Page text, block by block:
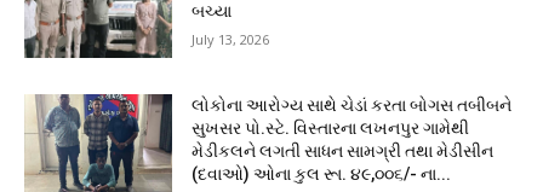
બચ્યા
July 13, 2026
લોકોના આરોગ્ય સાથે ચેડાં કરતા બોગસ તબીબને
સુખસર પો.સ્ટે. વિસ્તારના લખનપુર ગામેથી
મેડીકલને લગતી સાધન સામગ્રી તથા મેડીસીન
(દવાઓ) ઓના કુલ રૂા. ૪૯,૦૦૬/- ના...